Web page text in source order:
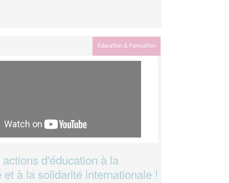
Éducation & Formation
d'éducation à la
et à la solidarité internationale !